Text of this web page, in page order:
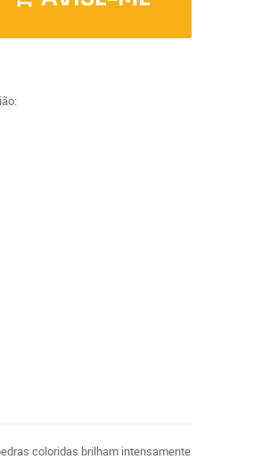
coloridas brilham intensamente